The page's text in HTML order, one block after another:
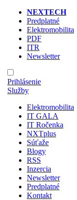
NEXTECH
Predplatné
Elektromobilita
PDF
ITR
Newsletter
Prihlásenie
Služby
Elektromobilita
IT GALA
IT Ročenka
NXTplus
Súťaže
Blogy
RSS
Inzercia
Newsletter
Predplatné
Kontakt